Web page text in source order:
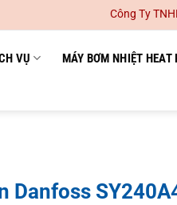
Công Ty TNHH cơ
VỤ MÁY BƠM NHIỆT HEAT
Danfoss